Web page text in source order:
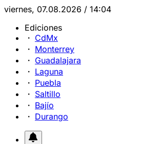
viernes, 07.08.2026 / 14:04
Ediciones
CdMx
Monterrey
Guadalajara
Laguna
Puebla
Saltillo
Bajío
Durango